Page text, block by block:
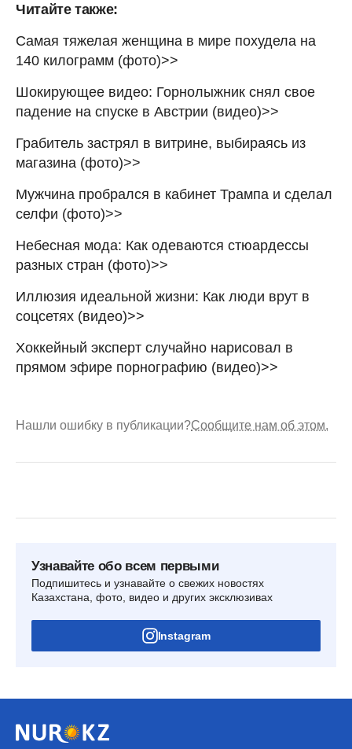
Читайте также:
Самая тяжелая женщина в мире похудела на
140 килограмм (фото)>>
Шокирующее видео: Горнолыжник снял свое
падение на спуске в Австрии (видео)>>
Грабитель застрял в витрине, выбираясь из
магазина (фото)>>
Мужчина пробрался в кабинет Трампа и сделал
селфи (фото)>>
Небесная мода: Как одеваются стюардессы
разных стран (фото)>>
Иллюзия идеальной жизни: Как люди врут в
соцсетях (видео)>>
Хоккейный эксперт случайно нарисовал в
прямом эфире порнографию (видео)>>
Нашли ошибку в публикации?Сообщите нам об этом.
Узнавайте обо всем первыми
Подпишитесь и узнавайте о свежих новостях
Казахстана, фото, видео и других эксклюзивах
Instagram